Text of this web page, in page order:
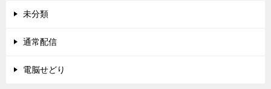
未分類
通常配信
電脳せどり